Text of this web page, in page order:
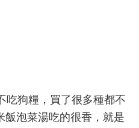
吃狗糧，買了很多種都不
飯泡菜湯吃的很香，就是